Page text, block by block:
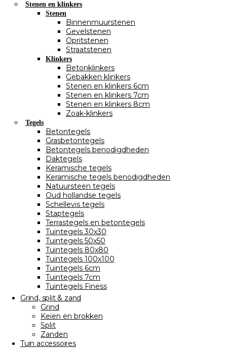
Stenen en klinkers
Stenen
Binnenmuurstenen
Gevelstenen
Opritstenen
Straatstenen
Klinkers
Betonklinkers
Gebakken klinkers
Stenen en klinkers 6cm
Stenen en klinkers 7cm
Stenen en klinkers 8cm
Zoak-klinkers
Tegels
Betontegels
Grasbetontegels
Betontegels benodigdheden
Daktegels
Keramische tegels
Keramische tegels benodigdheden
Natuursteen tegels
Oud hollandse tegels
Schellevis tegels
Staptegels
Terrastegels en betontegels
Tuintegels 30x30
Tuintegels 50x50
Tuintegels 80x80
Tuintegels 100x100
Tuintegels 6cm
Tuintegels 7cm
Tuintegels Finess
Grind, split & zand
Grind
Keien en brokken
Split
Zanden
Tuin accessoires